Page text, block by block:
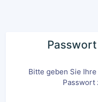
Bitte geben Sie
Passwort